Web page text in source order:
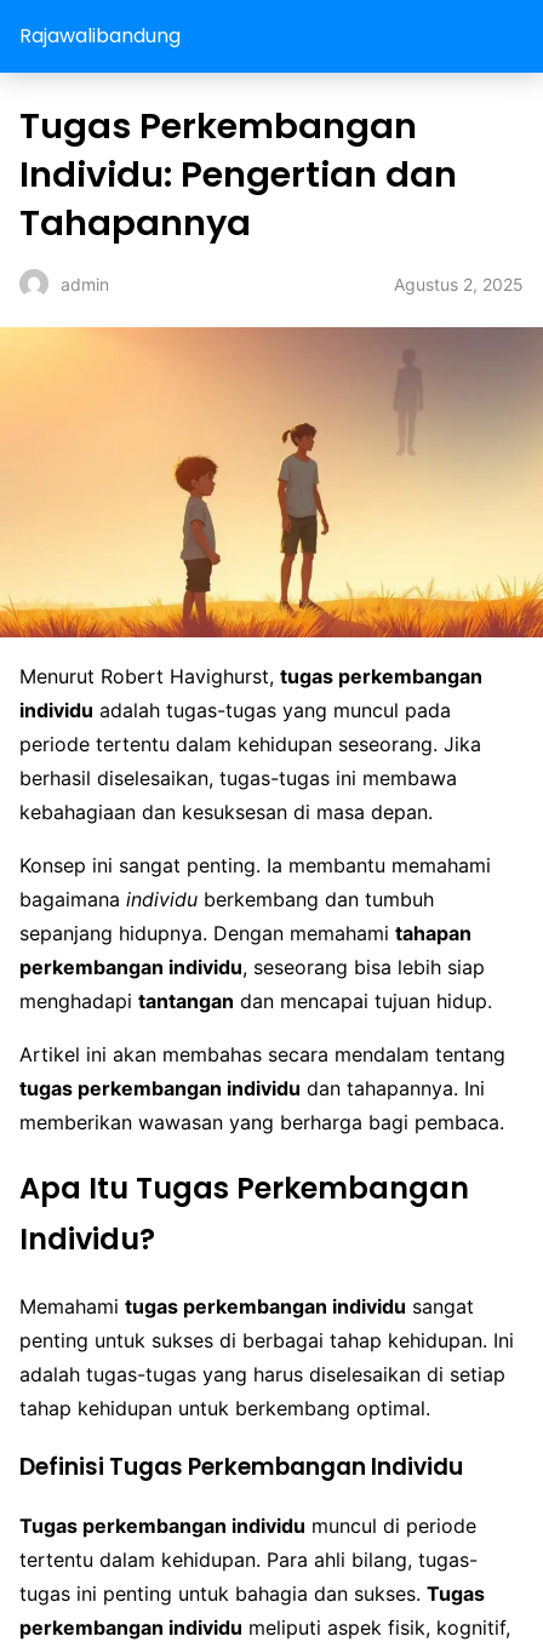
Rajawalibandung
Tugas Perkembangan
Individu: Pengertian dan
Tahapannya
admin Agustus 2, 2025
Menurut Robert Havighurst, tugas perkembangan
individu adalah tugas-tugas yang muncul pada
periode tertentu dalam kehidupan seseorang. Jika
berhasil diselesaikan, tugas-tugas ini membawa
kebahagiaan dan kesuksesan di masa depan.
Konsep ini sangat penting. Ia membantu memahami
bagaimana individu berkembang dan tumbuh
sepanjang hidupnya. Dengan memahami tahapan
perkembangan individu, seseorang bisa lebih siap
menghadapi tantangan dan mencapai tujuan hidup.
Artikel ini akan membahas secara mendalam tentang
tugas perkembangan individu dan tahapannya. Ini
memberikan wawasan yang berharga bagi pembaca.
Apa Itu Tugas Perkembangan
Individu?
Memahami tugas perkembangan individu sangat
penting untuk sukses di berbagai tahap kehidupan. Ini
adalah tugas-tugas yang harus diselesaikan di setiap
tahap kehidupan untuk berkembang optimal.
Definisi Tugas Perkembangan Individu
Tugas perkembangan individu muncul di periode
tertentu dalam kehidupan. Para ahli bilang, tugas-
tugas ini penting untuk bahagia dan sukses. Tugas
perkembangan individu meliputi aspek fisik, kognitif,